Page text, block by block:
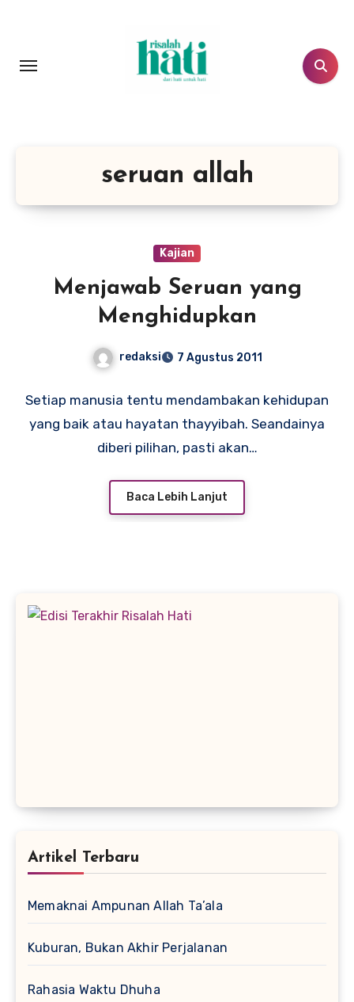
seruan allah
Kajian
Menjawab Seruan yang
Menghidupkan
redaksi 7 Agustus 2011
Setiap manusia tentu mendambakan kehidupan
yang baik atau hayatan thayyibah. Seandainya
diberi pilihan, pasti akan…
Baca Lebih Lanjut
Artikel Terbaru
Memaknai Ampunan Allah Ta’ala
Kuburan, Bukan Akhir Perjalanan
Rahasia Waktu Dhuha